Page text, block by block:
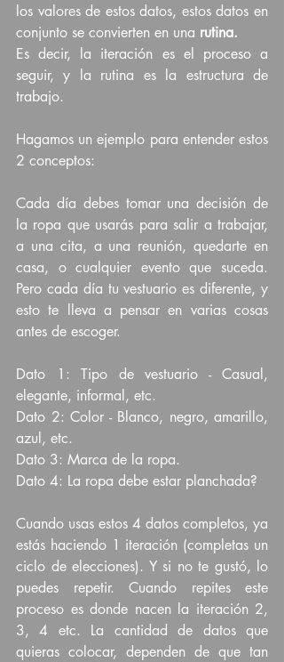
los valores de estos datos, estos datos en
conjunto se convierten en una rutina.
Es decir, la iteración es el proceso a
seguir, y la rutina es la estructura de
trabajo.
Hagamos un ejemplo para entender estos
2 conceptos:
Cada día debes tomar una decisión de
la ropa que usarás para salir a trabajar,
a una cita, a una reunión, quedarte en
casa, o cualquier evento que suceda.
Pero cada día tu vestuario es diferente, y
esto te lleva a pensar en varias cosas
antes de escoger.
Dato 1: Tipo de vestuario - Casual,
elegante, informal, etc.
Dato 2: Color - Blanco, negro, amarillo,
azul, etc.
Dato 3: Marca de la ropa.
Dato 4: La ropa debe estar planchada?
Cuando usas estos 4 datos completos, ya
estás haciendo 1 iteración (completas un
ciclo de elecciones). Y si no te gustó, lo
puedes repetir. Cuando repites este
proceso es donde nacen la iteración 2,
3, 4 etc. La cantidad de datos que
quieras colocar, dependen de que tan